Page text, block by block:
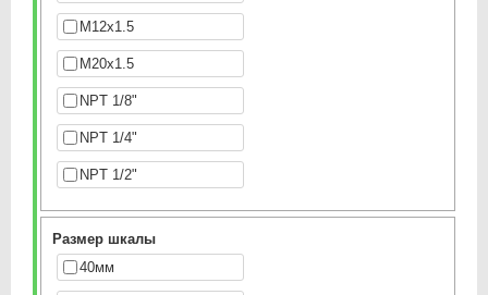
M12x1.5
M20x1.5
NPT 1/8"
NPT 1/4"
NPT 1/2"
Размер шкалы
40мм